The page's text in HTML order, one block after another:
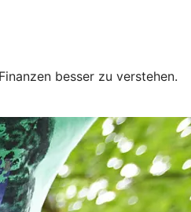
besser zu verstehen.